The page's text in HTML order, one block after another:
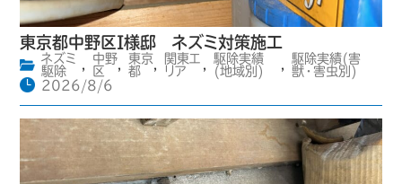
東京都中野区I様邸 ネズミ対策施工
ネズミ
駆除
,
中野
区
,
東京
都
,
関東エ
リア
,
駆除実績
(地域別)
,
駆除実績(害
獣・害虫別)
2026/8/6